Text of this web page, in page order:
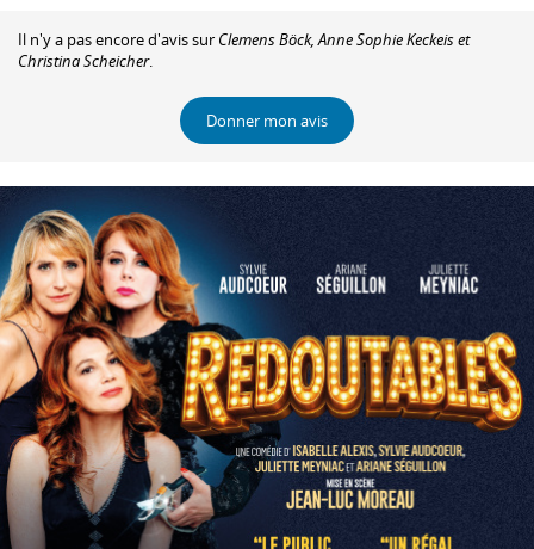
Il n'y a pas encore d'avis sur Clemens Böck, Anne Sophie Keckeis et
Christina Scheicher.
Donner mon avis